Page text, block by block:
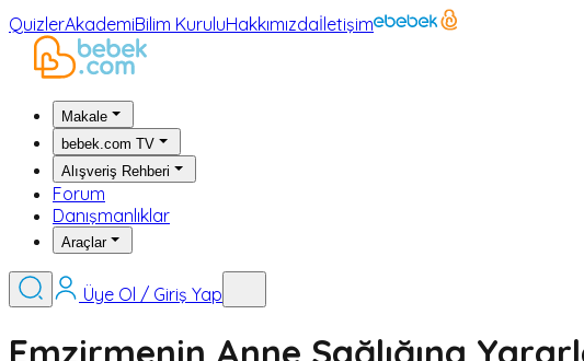
QuizlerAkademiBilim KuruluHakkımızdaİletişim
Makale
bebek.com TV
Alışveriş Rehberi
Forum
Danışmanlıklar
Araçlar
Üye Ol / Giriş Yap